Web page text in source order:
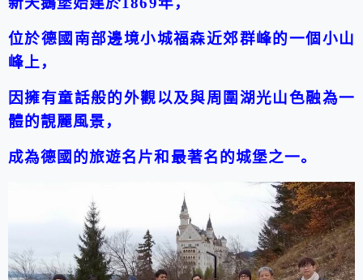
位於德國南部邊境小城福森近郊群峰的一個小山
峰上，
因擁有童話般的外觀以及與周圍湖光山色融為一
體的靚麗風景，
成為德國的旅遊名片和最著名的城堡之一。